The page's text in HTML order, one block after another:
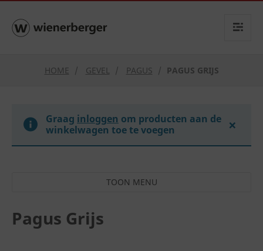
text.skipToContent
text.skipToNavigation
HOME GEVEL PAGUS PAGUS GRIJS
Graag inloggen om producten aan de
winkelwagen toe te voegen
×
Pagus Grijs